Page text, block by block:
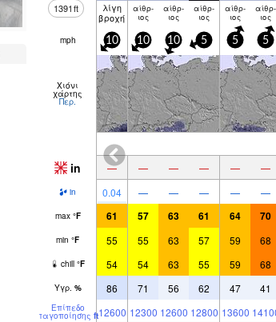
1391ft λίγη
βροχή
αίθρ­
ιος
αίθρ­
ιος
αίθρ­
ιος
αίθρ­
ιος
αίθρ­
ιος
mph 10 10 10 5 5 5
Χιόνι
χάρτης
Περ.
in — — — — — —
in 0.04 — — — — —
max °F 61 57 63 61 64 70
min °F 55 55 63 57 59 68
chill °F 54 54 63 55 59 68
Υγρ. % 86 71 56 62 47 41
Επίπεδο
παγοποίησης ft12600 12300 12600 12800 13600